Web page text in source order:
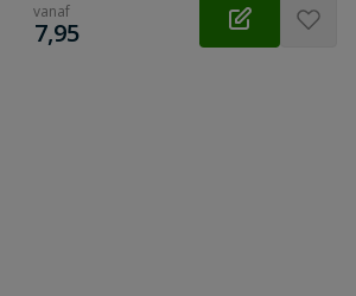
vanaf
€
7,95